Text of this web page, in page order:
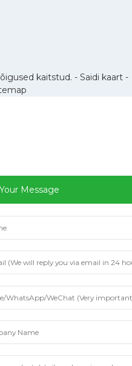
kaitstud. - Saidi kaart -
Message